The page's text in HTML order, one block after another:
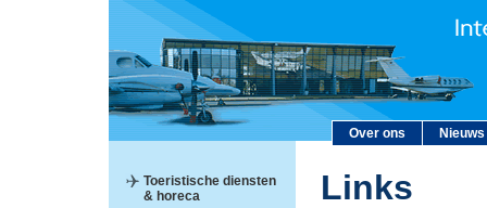
Over ons Nieuws
Toeristische diensten
& horeca
Links